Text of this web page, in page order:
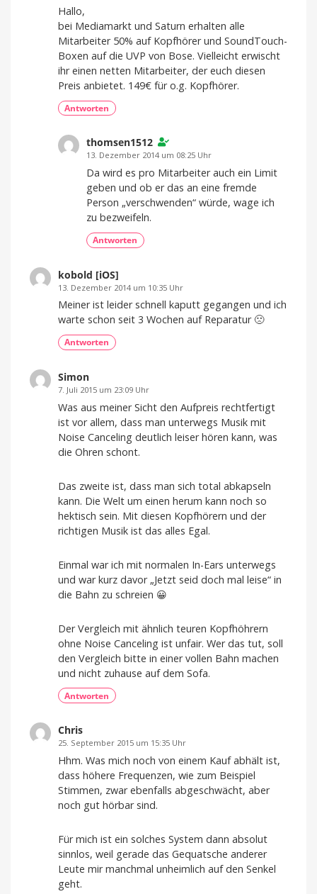
Hallo,
bei Mediamarkt und Saturn erhalten alle
Mitarbeiter 50% auf Kopfhörer und SoundTouch-
Boxen auf die UVP von Bose. Vielleicht erwischt
ihr einen netten Mitarbeiter, der euch diesen
Preis anbietet. 149€ für o.g. Kopfhörer.
Antworten
thomsen1512
13. Dezember 2014 um 08:25 Uhr
Da wird es pro Mitarbeiter auch ein Limit
geben und ob er das an eine fremde
Person „verschwenden“ würde, wage ich
zu bezweifeln.
Antworten
kobold [iOS]
13. Dezember 2014 um 10:35 Uhr
Meiner ist leider schnell kaputt gegangen und ich
warte schon seit 3 Wochen auf Reparatur 🙁
Antworten
Simon
7. Juli 2015 um 23:09 Uhr
Was aus meiner Sicht den Aufpreis rechtfertigt
ist vor allem, dass man unterwegs Musik mit
Noise Canceling deutlich leiser hören kann, was
die Ohren schont.
Das zweite ist, dass man sich total abkapseln
kann. Die Welt um einen herum kann noch so
hektisch sein. Mit diesen Kopfhörern und der
richtigen Musik ist das alles Egal.
Einmal war ich mit normalen In-Ears unterwegs
und war kurz davor „Jetzt seid doch mal leise“ in
die Bahn zu schreien 😀
Der Vergleich mit ähnlich teuren Kopfhöhrern
ohne Noise Canceling ist unfair. Wer das tut, soll
den Vergleich bitte in einer vollen Bahn machen
und nicht zuhause auf dem Sofa.
Antworten
Chris
25. September 2015 um 15:35 Uhr
Hhm. Was mich noch von einem Kauf abhält ist,
dass höhere Frequenzen, wie zum Beispiel
Stimmen, zwar ebenfalls abgeschwächt, aber
noch gut hörbar sind.
Für mich ist ein solches System dann absolut
sinnlos, weil gerade das Gequatsche anderer
Leute mir manchmal unheimlich auf den Senkel
geht.